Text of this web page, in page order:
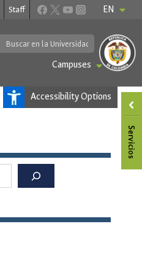
Staff EN
Campuses
Accessibility Options